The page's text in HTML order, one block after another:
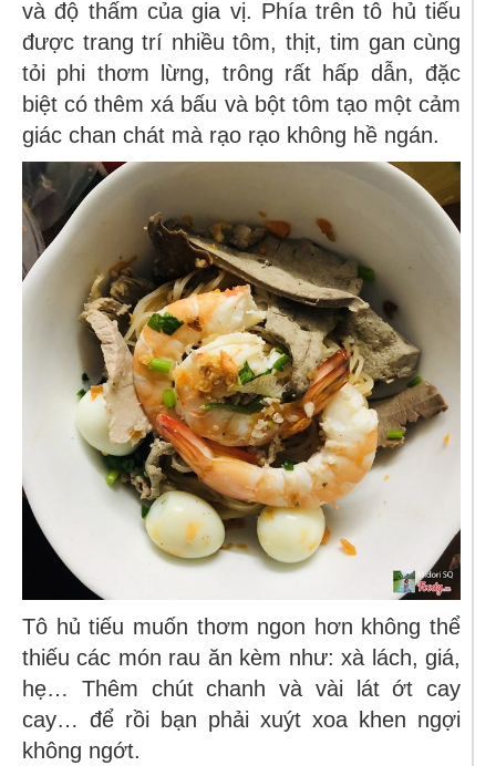
và độ thấm của gia vị. Phía trên tô hủ tiếu
được trang trí nhiều tôm, thịt, tim gan cùng
tỏi phi thơm lừng, trông rất hấp dẫn, đặc
biệt có thêm xá bấu và bột tôm tạo một cảm
giác chan chát mà rạo rạo không hề ngán.
Tô hủ tiếu muốn thơm ngon hơn không thể
thiếu các món rau ăn kèm như: xà lách, giá,
hẹ… Thêm chút chanh và vài lát ớt cay
cay… để rồi bạn phải xuýt xoa khen ngợi
không ngớt.